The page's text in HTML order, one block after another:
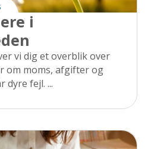
i
vi dig et overblik over
om moms, afgifter og
dyre fejl. ...